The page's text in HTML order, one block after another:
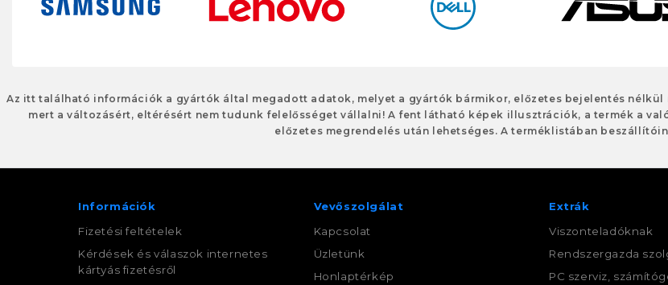
Az itt található információk a gyártók által megadott adatok, melyet a gyártók bármikor, előzetes bejelentés
mert a változásért, eltérésért nem tudunk felelősséget vállalni! A fent látható képek illusztrációk, a termék a
előzetes megrendelés után lehetséges. A terméklistában
Információk
Fizetési feltételek
Kérdések és válaszok internetes
kártyás fizetésről
Vevőszolgálat
Kapcsolat
Üzletünk
Honlaptérkép
Extrák
Viszonteladóknak
Rendszergazda
PC szerviz,